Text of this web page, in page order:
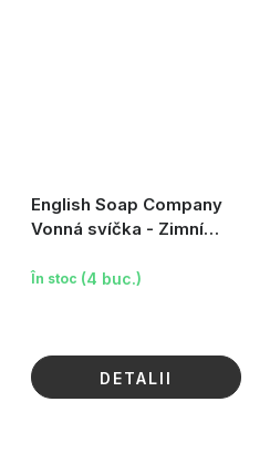
English Soap Company
Vonná svíčka - Zimní
În stoc (4 buc.)
DETALII